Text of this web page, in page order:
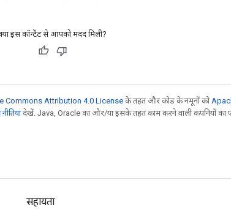
इस कॉन्टेंट से आपको मदद मिली?
Commons Attribution 4.0 License के तहत और कोड के नमूनों को
देखें. Java, Oracle का और/या इसके तहत काम करने वाली कंपनियों का
सहायता